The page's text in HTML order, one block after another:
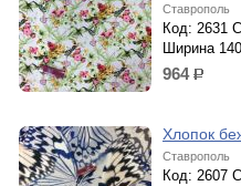
Ставрополь
Код: 2631
Ширина
964р.
Хлопок
Ставрополь
Код: 2607